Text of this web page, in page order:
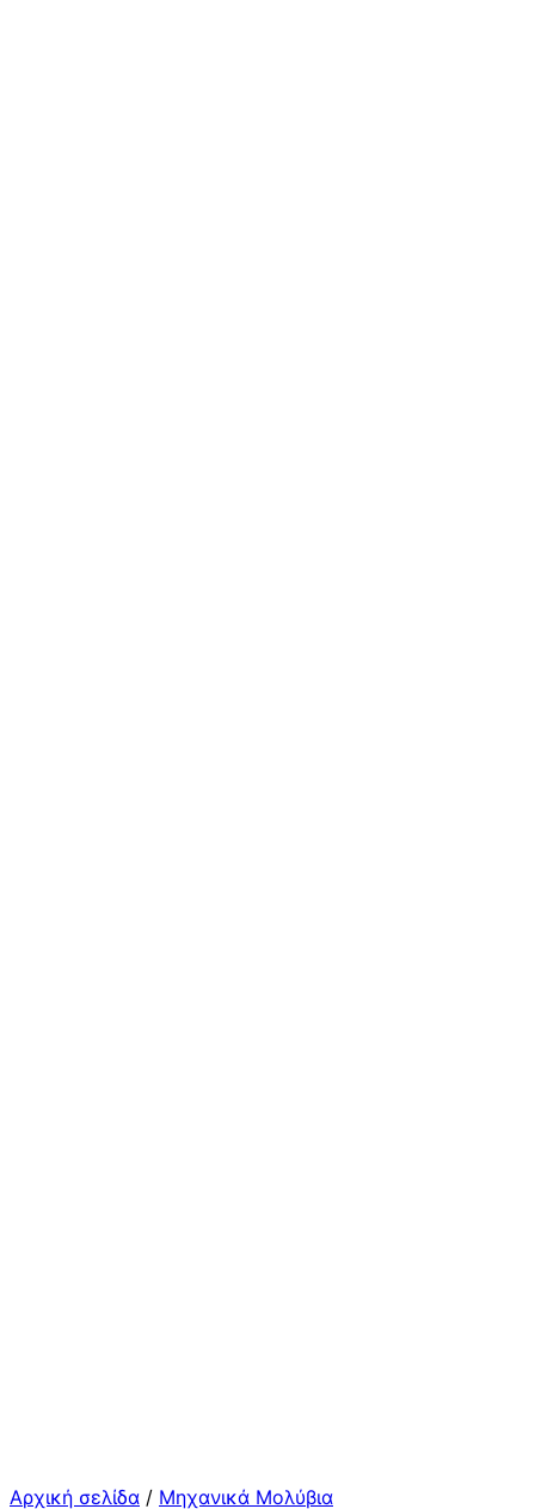
Αρχική σελίδα / Μηχανικά Μολύβια